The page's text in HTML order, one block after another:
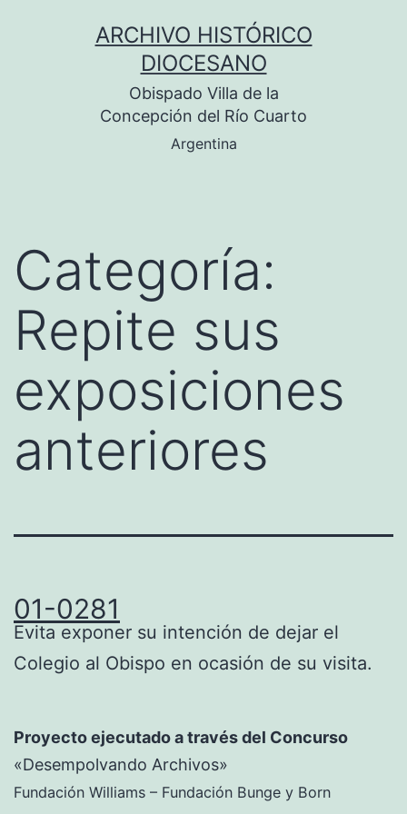
ARCHIVO HISTÓRICO
DIOCESANO
Obispado Villa de la
Concepción del Río Cuarto
Argentina
Categoría:
Repite sus
exposiciones
anteriores
01-0281
Evita exponer su intención de dejar el
Colegio al Obispo en ocasión de su visita.
Proyecto ejecutado a través del Concurso
«Desempolvando Archivos»
Fundación Williams – Fundación Bunge y Born